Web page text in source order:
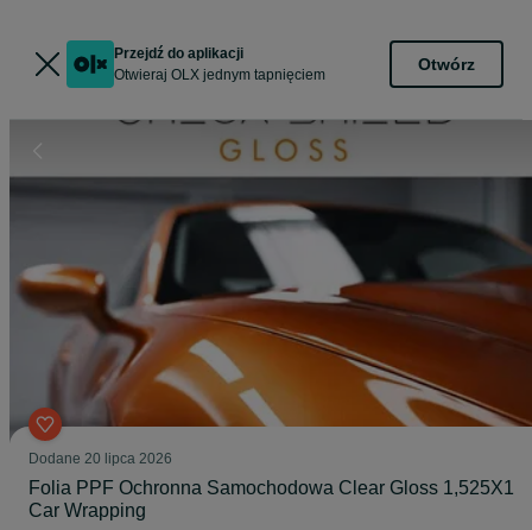
Przejdź do aplikacji
Otwieraj OLX jednym tapnięciem
Otwórz
Dodane 20 lipca 2026
Folia PPF Ochronna Samochodowa Clear Gloss 1,525X1
Car Wrapping